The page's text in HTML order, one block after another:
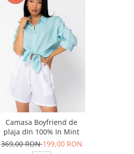
Camasa Boyfriend de
plaja dIn 100% In Mint
369,00 RON199,00 RON